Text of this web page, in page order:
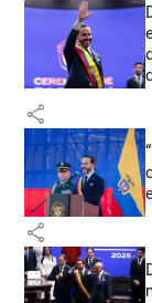
share
share